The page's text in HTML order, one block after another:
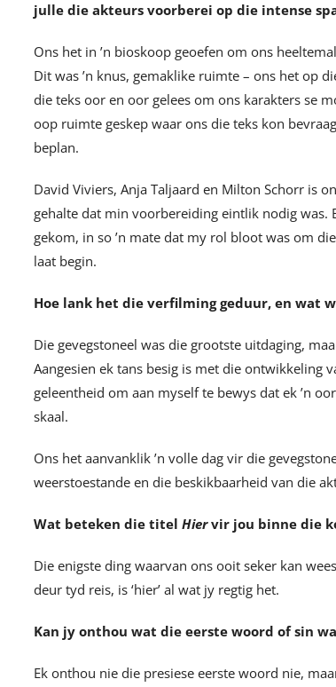
julle die akteurs voorberei op die intense
Ons het in ’n bioskoop geoefen om ons
Dit was ’n knus, gemaklike ruimte – ons het op
die teks oor en oor gelees om ons karakters se
oop ruimte geskep waar ons die teks kon
beplan.
David Viviers, Anja Taljaard en Milton Schorr is
gehalte dat min voorbereiding eintlik nodig was.
gekom, in so ’n mate dat my rol bloot was om
laat begin.
Hoe lank het die verfilming geduur, en wat
Die gevegstoneel was die grootste uitdaging,
Aangesien ek tans besig is met die ontwikkeling
geleentheid om aan myself te bewys dat ek ’n
skaal.
Ons het aanvanklik ’n volle dag vir die
weerstoestande en die beskikbaarheid van die
Wat beteken die titelHiervir jou binne die
Die enigste ding waarvan ons ooit seker kan
deur tyd reis, is ‘hier’ al wat jy regtig het.
Kan jy onthou wat die eerste woord of sin
Ek onthou nie die presiese eerste woord nie,